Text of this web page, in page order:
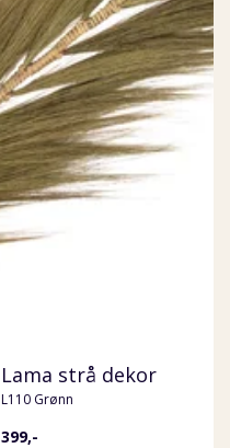
Lama strå dekor
L110 Grønn
399,-